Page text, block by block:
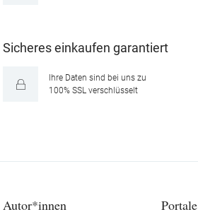
Sicheres einkaufen garantiert
Ihre Daten sind bei uns zu
100% SSL verschlüsselt
Autor*innen Portale